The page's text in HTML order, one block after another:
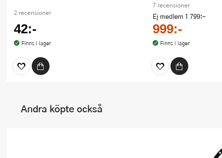
2 recensioner
42:-
Finns i lager
7 recensioner
Ej medlem 1 799:-
999:-
Finns i lager
Andra köpte också